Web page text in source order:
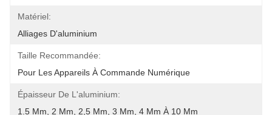
Matériel:
Alliages D'aluminium
Taille Recommandée:
Pour Les Appareils À Commande Numérique
Épaisseur De L'aluminium:
1.5 Mm, 2 Mm, 2,5 Mm, 3 Mm, 4 Mm À 10 Mm